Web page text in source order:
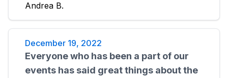
Andrea B.
December 19, 2022
Everyone who has been a part of our
events has said great things about the